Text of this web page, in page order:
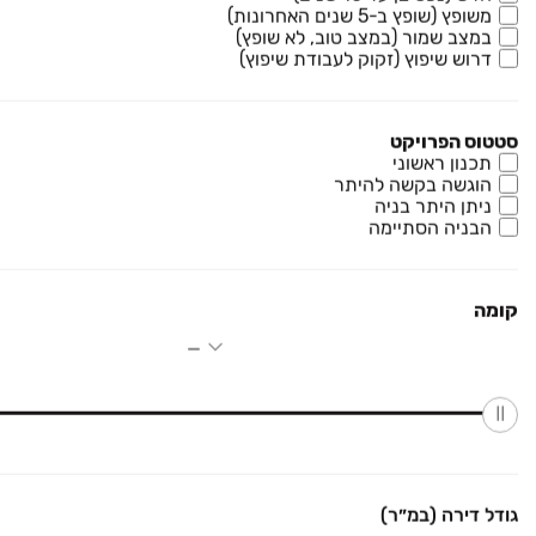
משופץ (שופץ ב-5 שנים האחרונות)
במצב שמור (במצב טוב, לא שופץ)
דרוש שיפוץ (זקוק לעבודת שיפוץ)
סטטוס הפרויקט
תכנון ראשוני
הוגשה בקשה להיתר
ניתן היתר בניה
הבניה הסתיימה
קומה
גודל דירה (במ״ר)
דרושים
יד2 אתכם בכל מקום
הורידו את האפליקציה וקבלו עדכונים בזמן אמת
כל הזכויות שמורות לחברת קורל תל מפעילת יד2 - מודעות: דרושים, דירות להשכרה,
דירות למכירה, בתים להשכרה, העברת בתים, הובלות, לימודים, קניות, בעלי מקצוע,